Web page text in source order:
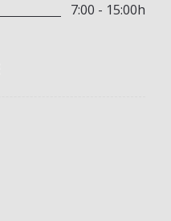
7:00 - 15:00h